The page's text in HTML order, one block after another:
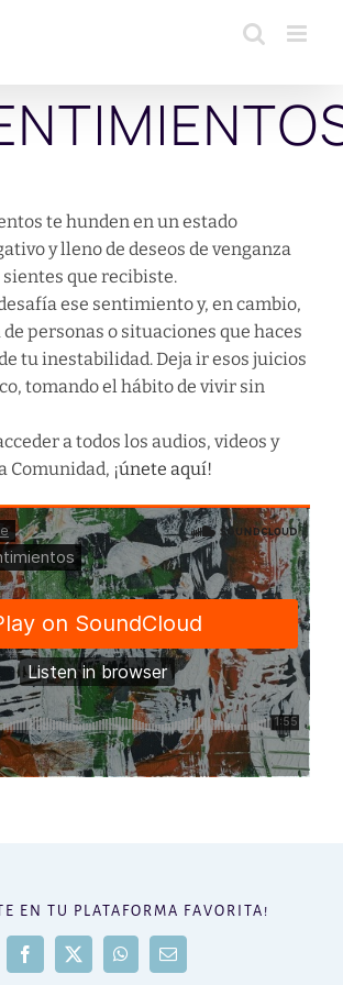
te hunden en un estado
y lleno de deseos de venganza
que recibiste.
ese sentimiento y, en cambio,
personas o situaciones que haces
tu inestabilidad. Deja ir esos juicios
tomando el hábito de vivir sin
a todos los audios, videos y
Comunidad, ¡únete aquí!
EN TU PLATAFORMA FAVORITA!
Facebook
X WhatsAppCorreo